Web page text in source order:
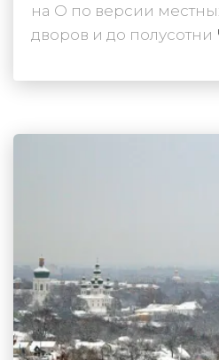
на О по версии
дворов и до полусотни